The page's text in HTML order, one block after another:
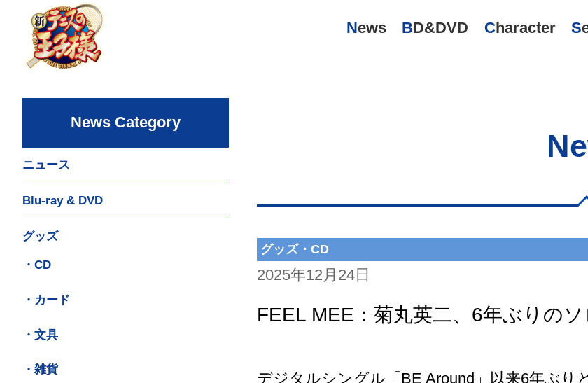
News BD&DVD Character
グッズ・CD
2025年12月24日
FEEL MEE：菊丸英二、6年ぶりのソ
デジタルシングル「BE Around」以来6年ぶり
News Category
ニュース
Blu-ray & DVD
グッズ
・CD
・カード
・文具
・雑貨